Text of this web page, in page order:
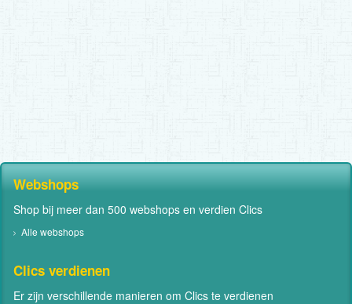
Webshops
Shop bij meer dan 500 webshops en verdien Clics
Alle webshops
Clics verdienen
Er zijn verschillende manieren om Clics te verdienen